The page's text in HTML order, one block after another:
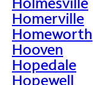
Homerville
Homeworth
Hooven
Hopedale
Hopewell